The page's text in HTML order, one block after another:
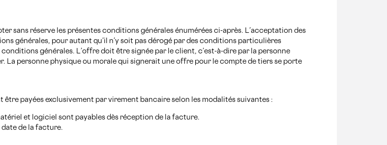
sans réserve les présentes conditions générales énumérées ci-après. L’acceptation des
générales, pour autant qu’il n’y soit pas dérogé par des conditions particulières
générales. L’offre doit être signée par le client, c’est-à-dire par la personne
La personne physique ou morale qui signerait une offre pour le compte de tiers se porte
payées exclusivement par virement bancaire selon les modalités suivantes :
et logiciel sont payables dès réception de la facture.
date de la facture.